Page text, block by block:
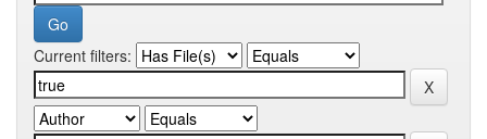
Current filters: